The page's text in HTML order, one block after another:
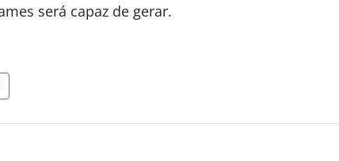
será capaz de gerar.